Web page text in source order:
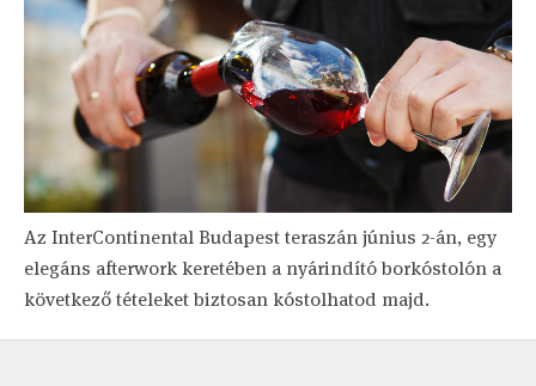
Az InterContinental Budapest teraszán június 2-án, egy
elegáns afterwork keretében a nyárindító borkóstolón a
következő tételeket biztosan kóstolhatod majd.